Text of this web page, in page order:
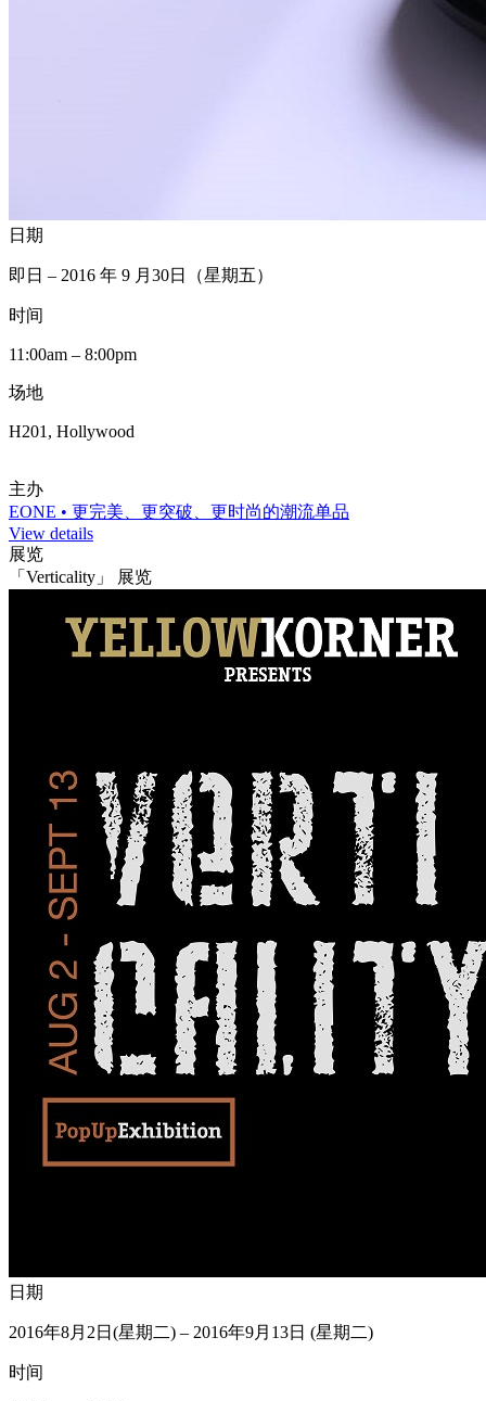
日期
即日 – 2016 年 9 月30日（星期五）
时间
11:00am – 8:00pm
场地
H201, Hollywood
主办
EONE • 更完美、更突破、更时尚的潮流单品
View details
展览
「Verticality」 展览
日期
2016年8月2日(星期二) – 2016年9月13日 (星期二)
时间